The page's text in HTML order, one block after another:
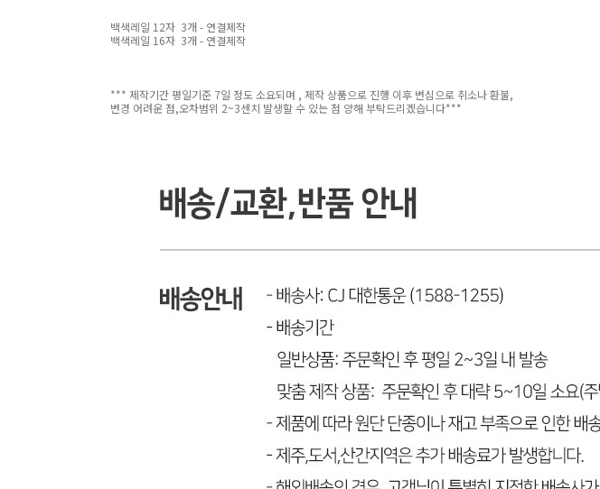
백색레일 12자 3개 - 연결제작
백색레일 16자 3개 - 연결제작
*** 제작기간 평일기준 7일 정도 소요되며 , 제작 상품으로 진행 이후 변심으로 취소나 환불,
변경 어려운 점,오차범위 2~3센치 발생할 수 있는 점 양해 부탁드리겠습니다***